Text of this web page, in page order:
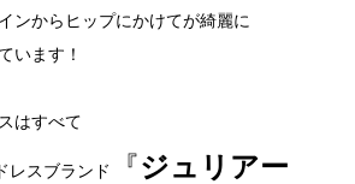
ンからヒップにかけてが綺麗に
います！
はすべて
レスブランド 『ジュリアー